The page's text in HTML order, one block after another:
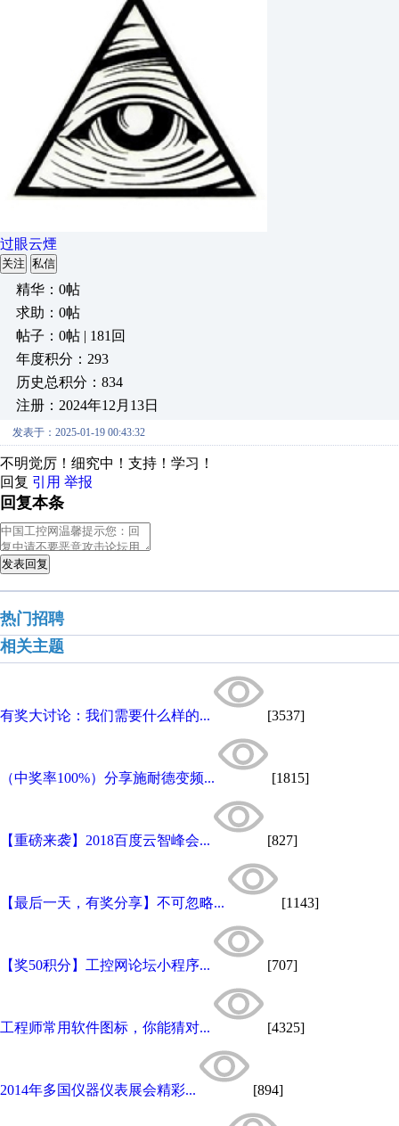
过眼云煙
关注 私信
精华：0帖
求助：0帖
帖子：0帖 | 181回
年度积分：293
历史总积分：834
注册：2024年12月13日
发表于：2025-01-19 00:43:32
不明觉厉！细究中！支持！学习！
回复 引用 举报
回复本条
发表回复
热门招聘
相关主题
有奖大讨论：我们需要什么样的... [3537]
（中奖率100%）分享施耐德变频... [1815]
【重磅来袭】2018百度云智峰会... [827]
【最后一天，有奖分享】不可忽略... [1143]
【奖50积分】工控网论坛小程序... [707]
工程师常用软件图标，你能猜对... [4325]
2014年多国仪器仪表展会精彩... [894]